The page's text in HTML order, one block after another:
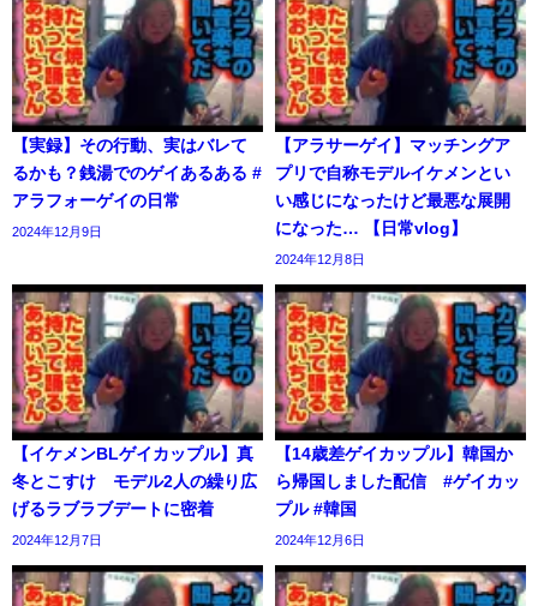
【実録】その行動、実はバレて
るかも？銭湯でのゲイあるある #
アラフォーゲイの日常
2024年12月9日
【アラサーゲイ】マッチングア
プリで自称モデルイケメンとい
い感じになったけど最悪な展開
になった… 【日常vlog】
2024年12月8日
【イケメンBLゲイカップル】真
冬とこすけ モデル2人の繰り広
げるラブラブデートに密着
2024年12月7日
【14歳差ゲイカップル】韓国か
ら帰国しました配信 #ゲイカッ
プル #韓国
2024年12月6日